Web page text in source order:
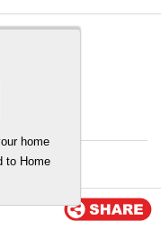
，喺唔喺6%+4%=10%
home
to Home